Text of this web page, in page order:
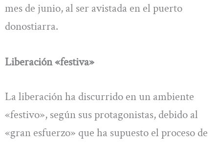
mes de junio, al ser avistada en el puerto
donostiarra.
Liberación «festiva»
La liberación ha discurrido en un ambiente
«festivo», según sus protagonistas, debido al
«gran esfuerzo» que ha supuesto el proceso de